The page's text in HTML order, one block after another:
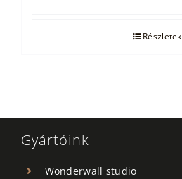
Részletek
Gyártóink
Wonderwall studio